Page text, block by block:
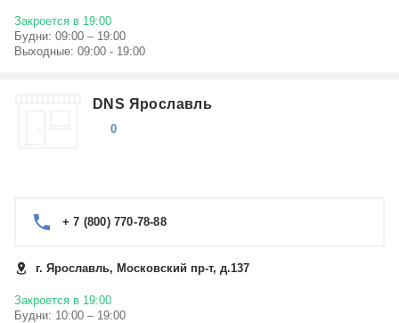
Закроется в 19:00
Будни: 09:00 – 19:00
Выходные: 09:00 - 19:00
DNS Ярославль
0
+ 7 (800) 770-78-88
г. Ярославль, Московский пр-т, д.137
Закроется в 19:00
Будни: 10:00 – 19:00